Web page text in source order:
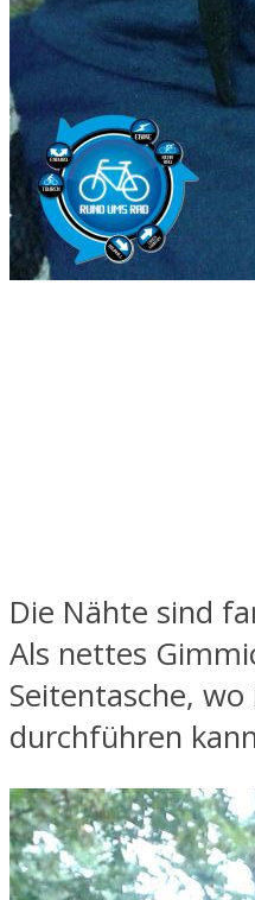
Die Nähte sind
Als nettes
Seitentasche, wo
durchführen